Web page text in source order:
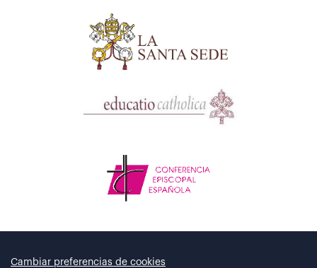
Cambiar preferencias de cookies